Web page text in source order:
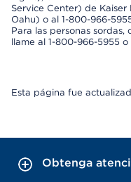
Service Center) de
Oahu) o al 1-800-966-
Para las personas
llame al 1-800-966-5955 o
Esta página fue
Obtenga